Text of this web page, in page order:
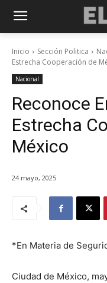
Inicio Sección Politica
Estrecha Cooperación de
Nacional
Reconoce
Estrecha
México
24 mayo, 2025
*En Materia de
Ciudad de México,